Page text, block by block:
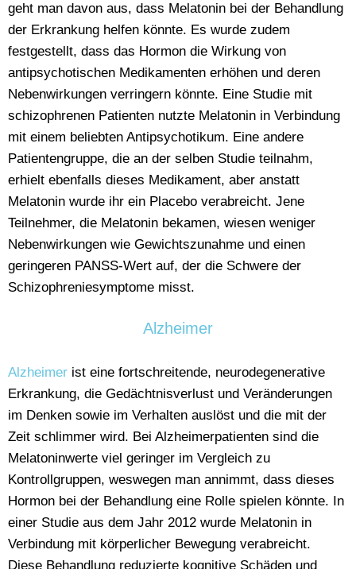
geht man davon aus, dass Melatonin bei der Behandlung
der Erkrankung helfen könnte. Es wurde zudem
festgestellt, dass das Hormon die Wirkung von
antipsychotischen Medikamenten erhöhen und deren
Nebenwirkungen verringern könnte. Eine Studie mit
schizophrenen Patienten nutzte Melatonin in Verbindung
mit einem beliebten Antipsychotikum. Eine andere
Patientengruppe, die an der selben Studie teilnahm,
erhielt ebenfalls dieses Medikament, aber anstatt
Melatonin wurde ihr ein Placebo verabreicht. Jene
Teilnehmer, die Melatonin bekamen, wiesen weniger
Nebenwirkungen wie Gewichtszunahme und einen
geringeren PANSS-Wert auf, der die Schwere der
Schizophreniesymptome misst.
Alzheimer
Alzheimer ist eine fortschreitende, neurodegenerative
Erkrankung, die Gedächtnisverlust und Veränderungen
im Denken sowie im Verhalten auslöst und die mit der
Zeit schlimmer wird. Bei Alzheimerpatienten sind die
Melatoninwerte viel geringer im Vergleich zu
Kontrollgruppen, weswegen man annimmt, dass dieses
Hormon bei der Behandlung eine Rolle spielen könnte. In
einer Studie aus dem Jahr 2012 wurde Melatonin in
Verbindung mit körperlicher Bewegung verabreicht.
Diese Behandlung reduzierte kognitive Schäden und